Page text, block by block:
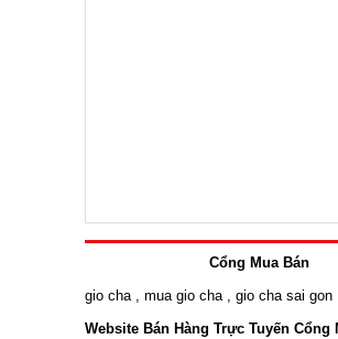
Cổng Mua Bán
gio cha
mua gio cha
gio cha sai gon
Website Bán Hàng Trực Tuyến Cổng